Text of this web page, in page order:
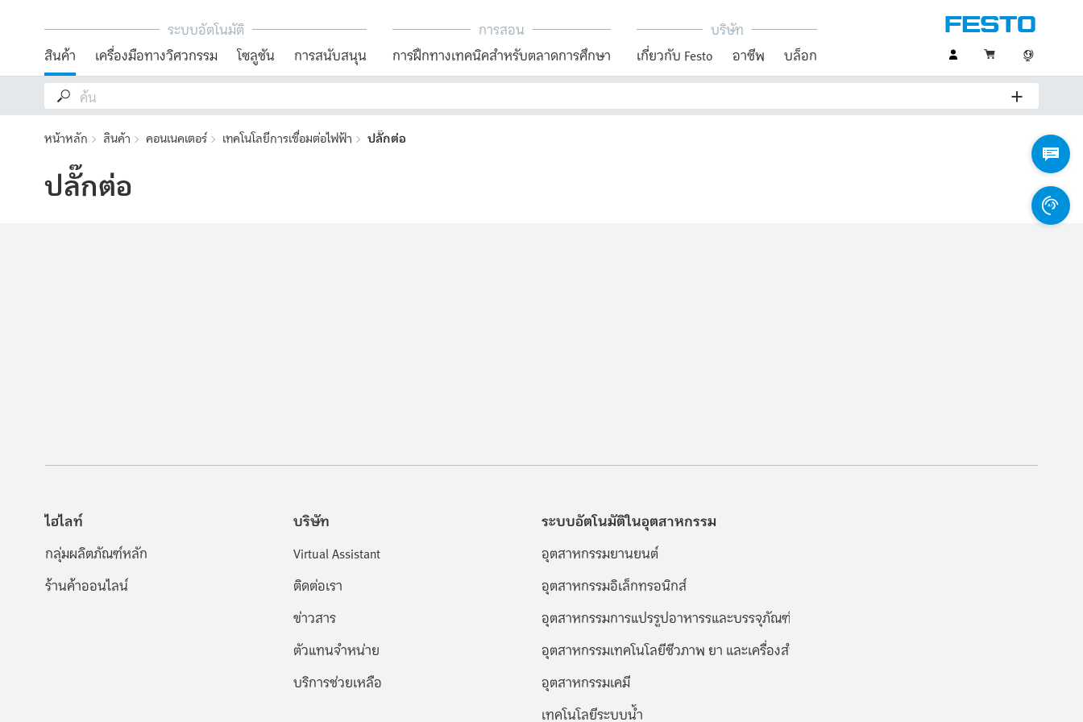
ระบบอัตโนมัติ
สินค้า
เครื่องมือทางวิศวกรรม โซลูชัน การสนับสนุน
การสอน
การฝึกทางเทคนิคสำหรับตลาดการศึกษา
บริษัท
เกี่ยวกับ Festo
อาชีพ บล็อก
หน้าหลัก สินค้า คอนเนคเตอร์ เทคโนโลยีการเชื่อมต่อไฟฟ้า ปลั๊กต่อ
ปลั๊กต่อ
ไฮไลท์
กลุ่มผลิตภัณฑ์หลัก
ร้านค้าออนไลน์
บริษัท
Virtual Assistant
ติดต่อเรา
ข่าวสาร
ตัวแทนจำหน่าย
บริการช่วยเหลือ
ระบบอัตโนมัติในอุตสาหกรรม
อุตสาหกรรมยานยนต์
อุตสาหกรรมอิเล็กทรอนิกส์
อุตสาหกรรมการแปรรูปอาหารรและบรรจุภัณฑ์
อุตสาหกรรมเทคโนโลยีชีวภาพ ยา และเครื่องสำอาง
อุตสาหกรรมเคมี
เทคโนโลยีระบบน้ำ